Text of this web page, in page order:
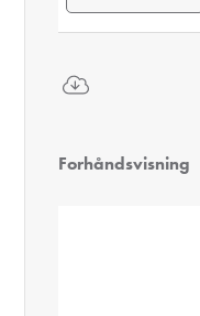
Forhåndsvisning